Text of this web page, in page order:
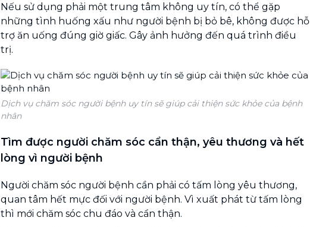
Nếu sử dụng phải một trung tâm không uy tín, có thể gặp
những tình huống xấu như người bệnh bị bỏ bê, không được hỗ
trợ ăn uống đúng giờ giấc. Gây ảnh hưởng đến quá trình điều
trị.
Dịch vụ chăm sóc người bệnh uy tín sẽ giúp cải thiện sức khỏe của bệnh
nhân
Tìm được người chăm sóc cẩn thận, yêu thương và hết
lòng vì người bệnh
Người chăm sóc người bệnh cần phải có tấm lòng yêu thương,
quan tâm hết mực đối với người bệnh. Vì xuất phát từ tấm lòng
thì mới chăm sóc chu đáo và cẩn thận.